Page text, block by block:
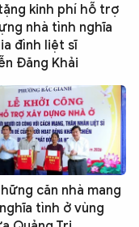
kinh phí hỗ trợ
nhà tình nghĩa
đình liệt sĩ
Đăng Khải
căn nhà mang
tình ở vùng